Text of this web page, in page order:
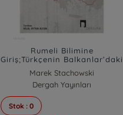
Rumeli Bilimine
Giriş;Türkçenin Balkanlar’daki
İzleri
Marek Stachowski
Dergah Yayınları
Stok : 0